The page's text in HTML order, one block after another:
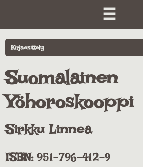
☰
Kirjaesittely
Suomalainen
Yöhoroskooppi
Sirkku Linnea
ISBN:951-796-412-9